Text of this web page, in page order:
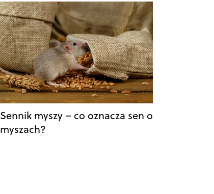
Sennik myszy – co oznacza sen o
myszach?